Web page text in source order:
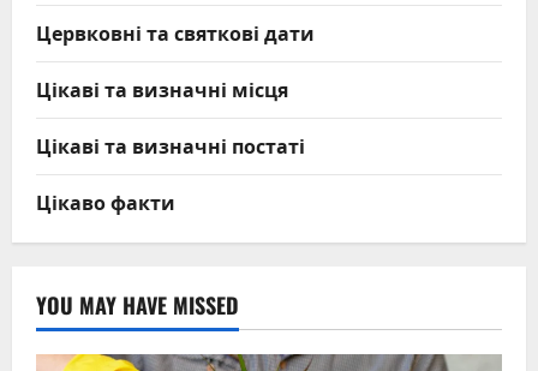
Цервковні та святкові дати
Цікаві та визначні місця
Цікаві та визначні постаті
Цікаво факти
YOU MAY HAVE MISSED